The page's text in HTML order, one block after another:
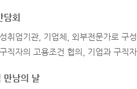
담회
취업기관, 기업체, 외부전문가로 구
직자의 고용조건 협의, 기업과 구직
만남의 날